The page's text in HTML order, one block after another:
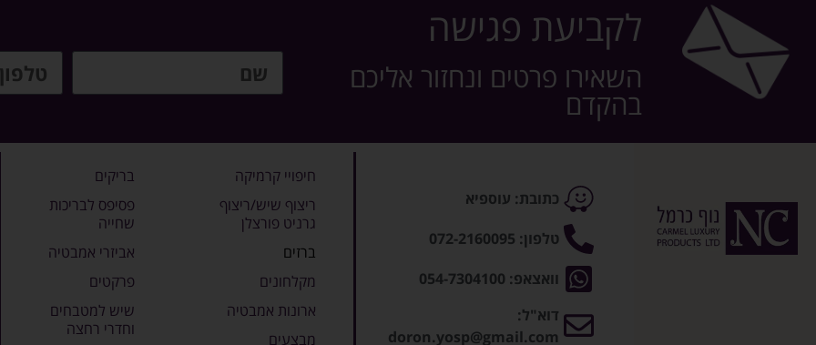
לקביעת פגישה
השאירו פרטים ונחזור אליכם
בהקדם
כתובת: עוספיא
טלפון: 072-2160095
וואצאפ: 054-7304100
דוא"ל:
doron.yosp@gmail.com
חיפויי קרמיקה
ריצוף שיש/ריצוף
גרניט פורצלן
ברזים
מקלחונים
ארונות אמבטיה
מבצעים
בריקים
פסיפס לבריכות
שחייה
אביזרי אמבטיה
פרקטים
שיש למטבחים
וחדרי רחצה